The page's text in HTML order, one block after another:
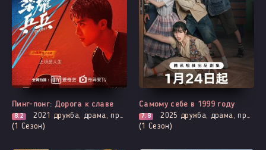
Пинг-понг: Дорога к славе
8.2 2021 дружба, драма, про молодость и любовь, броманс, спорт
(1 Сезон)
Самому себе в 1999 году
7.8 2025 дружба, драма, про молодость и любовь
(1 Сезон)